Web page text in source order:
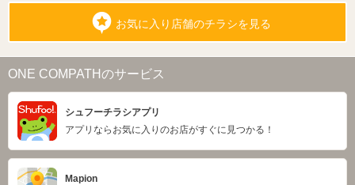
お気に入り店舗のチラシを見る
ONE COMPATHのサービス
シュフーチラシアプリ
アプリならお気に入りのお店がすぐに見つかる！
Mapion